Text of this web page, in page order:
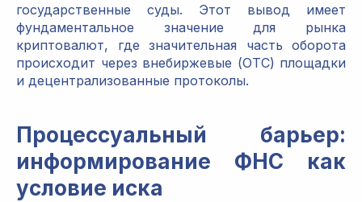
государственные суды. Этот вывод имеет
фундаментальное значение для рынка
криптовалют, где значительная часть оборота
происходит через внебиржевые (OTC) площадки
и децентрализованные протоколы.
Процессуальный барьер:
информирование ФНС как
условие иска